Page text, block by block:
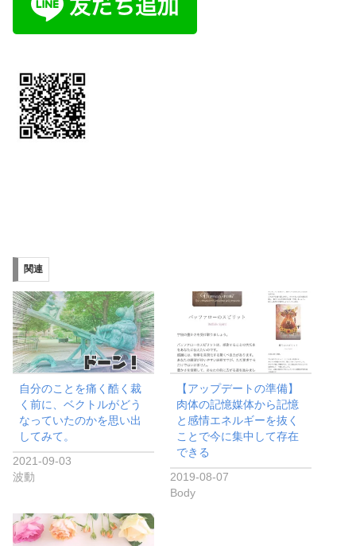
関連
自分のことを痛く酷く裁
く前に、ベクトルがどう
なっていたのかを思い出
してみて。
2021-09-03
波動
【アップデートの準備】
肉体の記憶媒体から記憶
と感情エネルギーを抜く
ことで今に集中して存在
できる
2019-08-07
Body